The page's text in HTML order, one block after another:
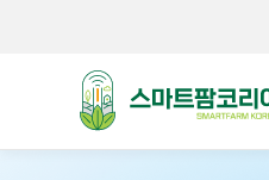
스마트팜코리아